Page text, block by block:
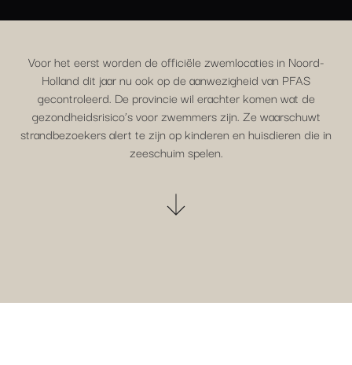
Voor het eerst worden de officiële zwemlocaties in Noord-
Holland dit jaar nu ook op de aanwezigheid van PFAS
gecontroleerd. De provincie wil erachter komen wat de
gezondheidsrisico’s voor zwemmers zijn. Ze waarschuwt
strandbezoekers alert te zijn op kinderen en huisdieren die in
zeeschuim spelen.